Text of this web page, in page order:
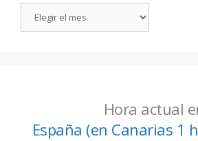
Hora actual
España (en Canarias 1